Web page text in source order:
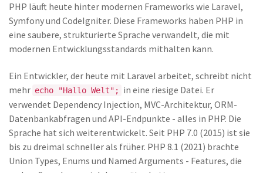
PHP läuft heute hinter modernen Frameworks wie Laravel,
Symfony und CodeIgniter. Diese Frameworks haben PHP in
eine saubere, strukturierte Sprache verwandelt, die mit
modernen Entwicklungsstandards mithalten kann.
Ein Entwickler, der heute mit Laravel arbeitet, schreibt nicht
mehr echo "Hallo Welt";
in eine riesige Datei. Er
verwendet Dependency Injection, MVC-Architektur, ORM-
Datenbankabfragen und API-Endpunkte - alles in PHP. Die
Sprache hat sich weiterentwickelt. Seit PHP 7.0 (2015) ist sie
bis zu dreimal schneller als früher. PHP 8.1 (2021) brachte
Union Types, Enums und Named Arguments - Features, die